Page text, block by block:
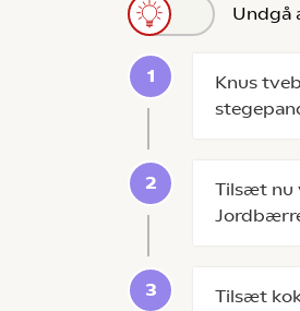
Undgå
Knus
Tilsæt nu
Tilsæt